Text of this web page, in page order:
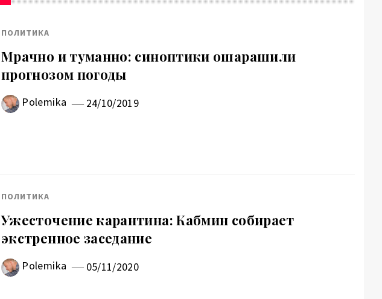
ПОЛИТИКА
Мрачно и туманно: синоптики ошарашили
прогнозом погоды
Polemika 24/10/2019
ПОЛИТИКА
Ужесточение карантина: Кабмин собирает
экстренное заседание
Polemika 05/11/2020